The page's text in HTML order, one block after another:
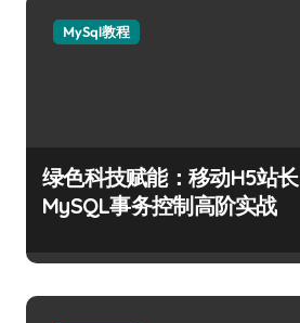
MySql教程
绿色科技赋能：移动H5站长
MySQL事务控制高阶实战